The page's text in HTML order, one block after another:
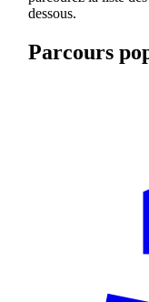
dessous.
Parcours